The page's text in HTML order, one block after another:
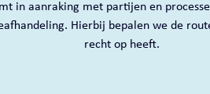
in aanraking met partijen en
Hierbij bepalen we de
recht op heeft.